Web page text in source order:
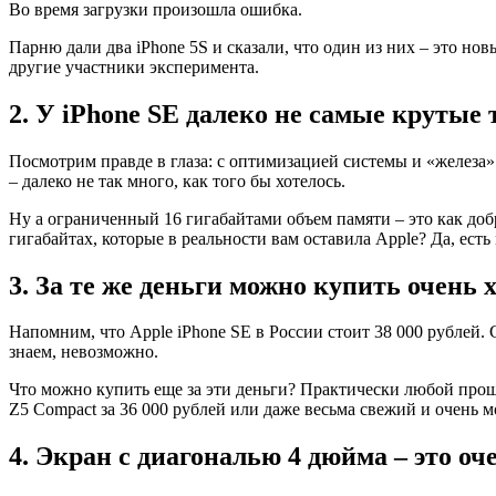
Во время загрузки произошла ошибка.
Парню дали два iPhone 5S и сказали, что один из них – это
другие участники эксперимента.
2. У iPhone SE далеко не самые крутые
Посмотрим правде в глаза: с оптимизацией системы и
– далеко не так много, как того бы хотелось.
Ну а ограниченный 16 гигабайтами объем памяти – это как
гигабайтах, которые в реальности вам оставила Apple? Да,
3. За те же деньги можно купить
Напомним, что Apple iPhone SE в России стоит 38 000
знаем, невозможно.
Что можно купить еще за эти деньги? Практически любой
Z5 Compact за 36 000 рублей или даже весьма свежий и
4. Экран с диагональю 4 дюйма – это